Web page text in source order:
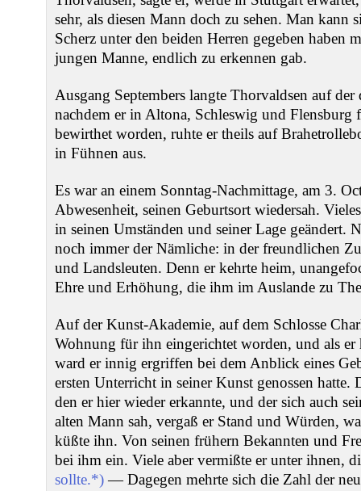
sehr, als diesen Mann doch zu sehen. Man kann
Scherz unter den beiden Herren gegeben haben
jungen Manne, endlich zu erkennen gab.
Ausgang Septembers langte Thorvaldsen auf der
nachdem er in Altona, Schleswig und Flensburg
bewirthet worden, ruhte er theils auf
in Fühnen aus.
Es war an einem Sonntag-Nachmittage, am 3.
Abwesenheit, seinen Geburtsort wiedersah.
in seinen Umständen und seiner Lage geändert.
noch immer der Nämliche: in der freundlichen
und Landsleuten. Denn er kehrte heim,
Ehre und Erhöhung, die ihm im Auslande zu
Auf der Kunst-Akademie, auf dem Schlosse
Wohnung für ihn eingerichtet worden, und als er
ward er innig ergriffen bei dem Anblick eines
ersten Unterricht in seiner Kunst genossen hatte.
den er hier wieder erkannte, und der sich auch
alten Mann sah, vergaß er Stand und Würden,
küßte ihn. Von seinen frühern Bekannten und
bei ihm ein. Viele aber vermißte er unter ihnen,
sollte.*)— Dagegen mehrte sich die Zahl der